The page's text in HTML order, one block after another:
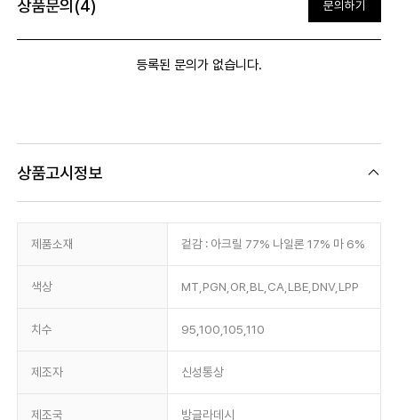
상품문의(4) 문의하기
등록된 문의가 없습니다.
상품고시정보
제품소재 겉감 : 아크릴 77% 나일론 17% 마 6%
색상 MT,PGN,OR,BL,CA,LBE,DNV,LPP
치수 95,100,105,110
제조자 신성통상
제조국 방글라데시